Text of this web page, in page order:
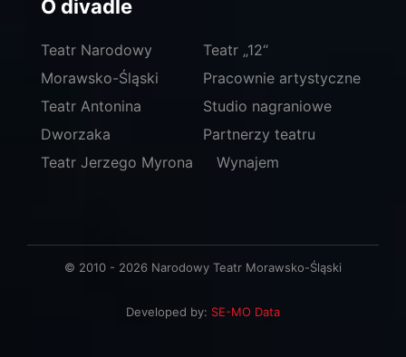
O divadle
Teatr Narodowy
Morawsko-Śląski
Teatr Antonina
Dworzaka
Teatr Jerzego Myrona
Teatr „12“
Pracownie artystyczne
Studio nagraniowe
Partnerzy teatru
Wynajem
© 2010 - 2026 Narodowy Teatr Morawsko-Śląski
Developed by: SE-MO Data